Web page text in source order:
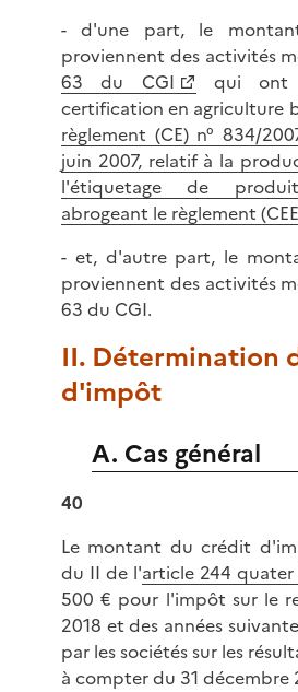
- d'une part, le
proviennent des activités
63 du CGI
qui ont
certification en agriculture
règlement (CE) n° 834/
juin 2007, relatif à la
l'étiquetage de
abrogeant le règlement
- et, d'autre part, le
proviennent des activités
63 du CGI.
II. Détermination
d'impôt
A. Cas général
40
Le montant du crédit
du II de l'article 244
500 € pour l'impôt sur le
2018 et des années
par les sociétés sur les
à compter du 31 décembre